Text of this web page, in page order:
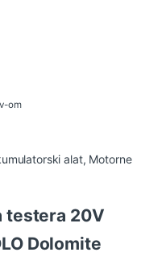
om
alat, Motorne
testera 20V
Dolomite